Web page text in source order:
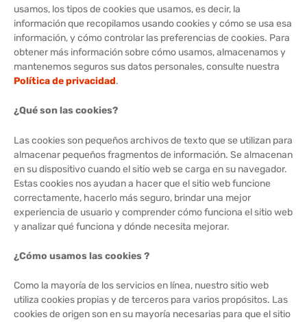
usamos, los tipos de cookies que usamos, es decir, la
información que recopilamos usando cookies y cómo se usa esa
información, y cómo controlar las preferencias de cookies. Para
obtener más información sobre cómo usamos, almacenamos y
mantenemos seguros sus datos personales, consulte nuestra
Política de privacidad.
¿Qué son las cookies?
Las cookies son pequeños archivos de texto que se utilizan para
almacenar pequeños fragmentos de información. Se almacenan
en su dispositivo cuando el sitio web se carga en su navegador.
Estas cookies nos ayudan a hacer que el sitio web funcione
correctamente, hacerlo más seguro, brindar una mejor
experiencia de usuario y comprender cómo funciona el sitio web
y analizar qué funciona y dónde necesita mejorar.
¿Cómo usamos las cookies ?
Como la mayoría de los servicios en línea, nuestro sitio web
utiliza cookies propias y de terceros para varios propósitos. Las
cookies de origen son en su mayoría necesarias para que el sitio